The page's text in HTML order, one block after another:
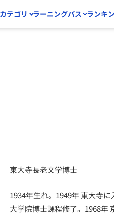
カテゴリ ラーニングパス ランキ
東大寺長老文学博士
1934年生れ。1949年 東大寺
大学院博士課程修了。1968年